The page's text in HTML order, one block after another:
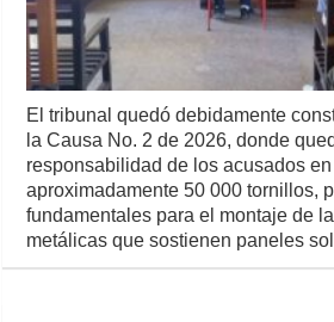
El tribunal quedó debidamente
la Causa No. 2 de 2026, donde
responsabilidad de los acusados
aproximadamente 50 000 tornillos,
fundamentales para el montaje de
metálicas que sostienen paneles